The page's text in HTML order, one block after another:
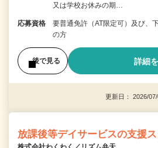
又は学校お休みの期…
応募資格
要普通免許（AT限定可）及び、
の方
後で見る 詳細
更新日： 2026/
放課後等デイサービスの支援